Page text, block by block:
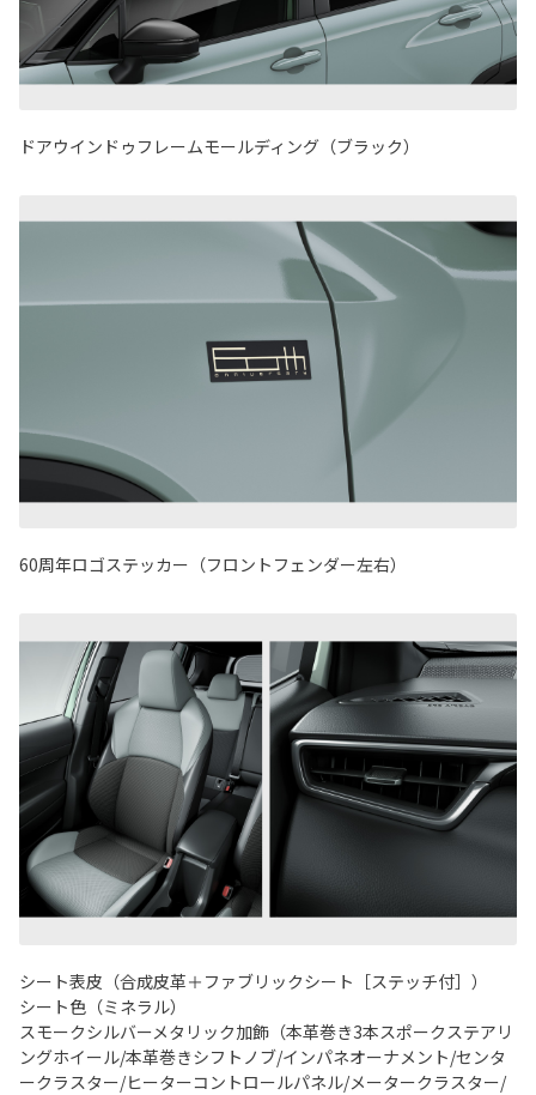
ドアウインドゥフレームモールディング（ブラック）
60周年ロゴステッカー（フロントフェンダー左右）
シート表皮（合成皮革＋ファブリックシート［ステッチ付］）
シート色（ミネラル）
スモークシルバーメタリック加飾（本革巻き3本スポークステアリ
ングホイール/本革巻きシフトノブ/インパネオーナメント/センタ
ークラスター/ヒーターコントロールパネル/メータークラスター/